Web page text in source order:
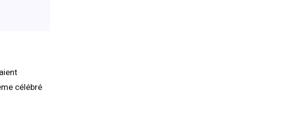
célébré